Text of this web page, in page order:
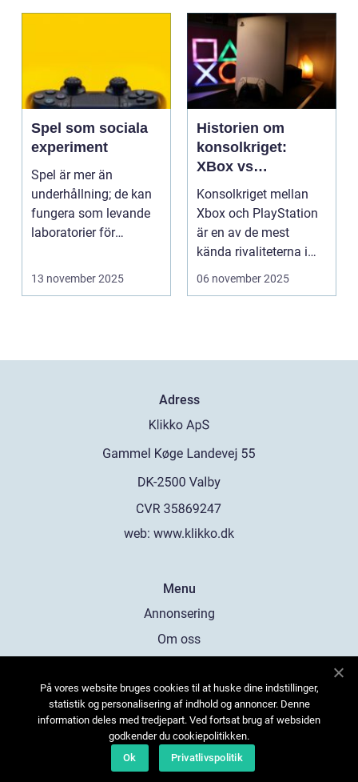
Spel som sociala
experiment
Spel är mer än
underhållning; de kan
fungera som levande
laboratorier för
13 november 2025
Historien om
konsolkriget:
XBox vs
PlayStation
Konsolkriget mellan
Xbox och PlayStation
är en av de mest
kända rivaliteterna i
spelvä...
06 november 2025
Adress
web: www.klikko.dk
Menu
Annonsering
Om oss
Kontakta oss
Sitemap
På vores website bruges cookies til at huske dine indstillinger,
statistik og personalisering af indhold og annoncer. Denne
information deles med tredjepart. Ved fortsat brug af websiden
godkender du cookiepolitikken.
Ok
Privatlivspolitik